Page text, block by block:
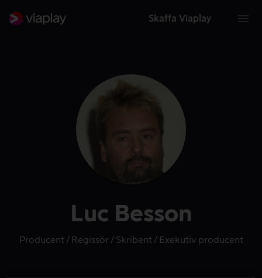
Skaffa Viaplay
Luc Besson
Producent Regissör Skribent Exekutiv producent